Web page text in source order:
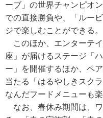
ーブ」の世界チャンピオ
での直接勝負や、「ルー
ジで楽しむことができる。
このほか、エンターテ
座」が届けるステージ「
ー」を開催するほか、ペ
当たる「はるやしきスク
なんだフードメニューも楽
なお、春休み期間は、